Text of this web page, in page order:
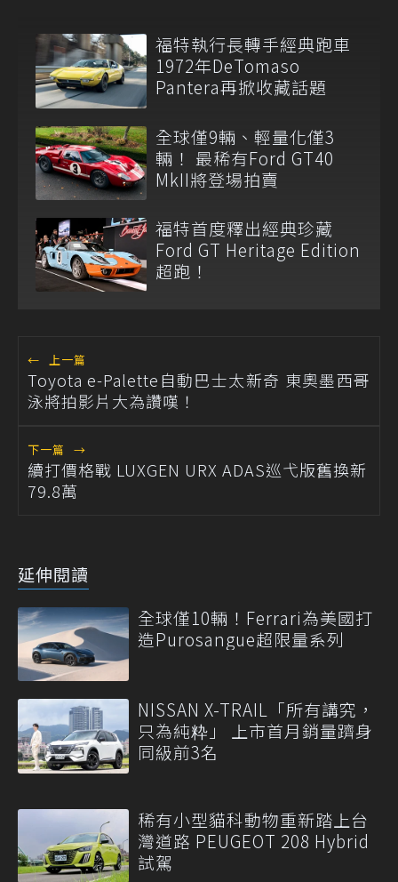
福特執行長轉手經典跑車
1972年DeTomaso
Pantera再掀收藏話題
全球僅9輛、輕量化僅3
輛！ 最稀有Ford GT40
MkII將登場拍賣
福特首度釋出經典珍藏
Ford GT Heritage Edition
超跑！
← 上一篇
Toyota e-Palette自動巴士太新奇 東奧墨西哥
泳將拍影片大為讚嘆！
下一篇 →
續打價格戰 LUXGEN URX ADAS巡弋版舊換新
79.8萬
延伸閱讀
全球僅10輛！Ferrari為美國打
造Purosangue超限量系列
NISSAN X-TRAIL「所有講究，
只為純粋」 上市首月銷量躋身
同級前3名
稀有小型貓科動物重新踏上台
灣道路 PEUGEOT 208 Hybrid
試駕